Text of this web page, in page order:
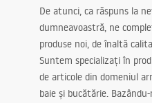
De atunci, ca răspuns la
dumneavoastră, ne
produse noi, de înaltă
Suntem specializați în
de articole din domeniul
baie și bucătărie.